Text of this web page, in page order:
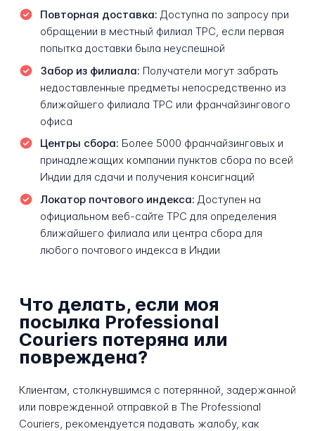
Повторная доставка: Доступна по запросу при
обращении в местный филиал TPC, если первая
попытка доставки была неуспешной
Забор из филиала: Получатели могут забрать
недоставленные предметы непосредственно из
ближайшего филиала TPC или франчайзингового
офиса
Центры сбора: Более 5000 франчайзинговых и
принадлежащих компании пунктов сбора по всей
Индии для сдачи и получения консигнаций
Локатор почтового индекса: Доступен на
официальном веб-сайте TPC для определения
ближайшего филиала или центра сбора для
любого почтового индекса в Индии
Что делать, если моя
посылка Professional
Couriers потеряна или
повреждена?
Клиентам, столкнувшимся с потерянной, задержанной
или поврежденной отправкой в The Professional
Couriers, рекомендуется подавать жалобу, как